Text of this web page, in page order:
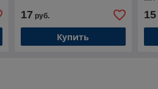
17 руб.
Купить
15